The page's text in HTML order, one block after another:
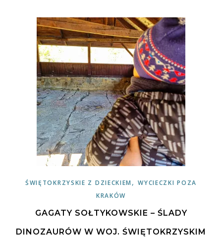
ŚWIĘTOKRZYSKIE Z DZIECKIEM ,WYCIECZKI POZA
KRAKÓW
GAGATY SOŁTYKOWSKIE – ŚLADY
DINOZAURÓW W WOJ. ŚWIĘTOKRZYSKIM